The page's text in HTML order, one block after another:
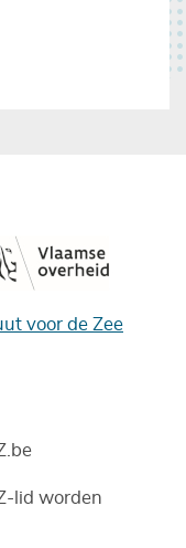
voor de Zee
lid worden